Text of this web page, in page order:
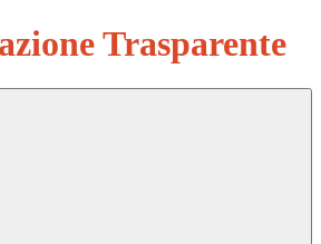
Trasparente